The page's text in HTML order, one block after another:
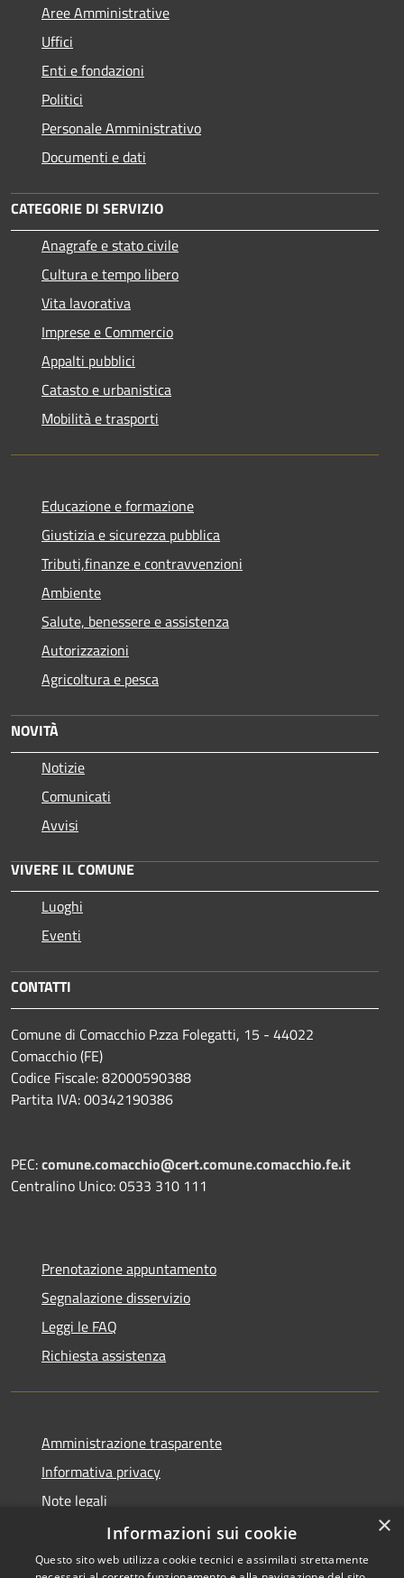
Aree Amministrative
Uffici
Enti e fondazioni
Politici
Personale Amministrativo
Documenti e dati
CATEGORIE DI SERVIZIO
Anagrafe e stato civile
Cultura e tempo libero
Vita lavorativa
Imprese e Commercio
Appalti pubblici
Catasto e urbanistica
Mobilità e trasporti
Educazione e formazione
Giustizia e sicurezza pubblica
Tributi,finanze e contravvenzioni
Ambiente
Salute, benessere e assistenza
Autorizzazioni
Agricoltura e pesca
NOVITÀ
Notizie
Comunicati
Avvisi
VIVERE IL COMUNE
Luoghi
Eventi
CONTATTI
Comune di Comacchio P.zza Folegatti, 15 - 44022
Comacchio (FE)
Codice Fiscale: 82000590388
Partita IVA: 00342190386
PEC:comune.comacchio@cert.comune.comacchio.fe.it
Centralino Unico: 0533 310 111
Prenotazione appuntamento
Segnalazione disservizio
Leggi le FAQ
Richiesta assistenza
Amministrazione trasparente
Informativa privacy
Note legali
Dichiarazione di accessibilità
×
Informazioni sui cookie
Questo sito web utilizza cookie tecnici e assimilati strettamente